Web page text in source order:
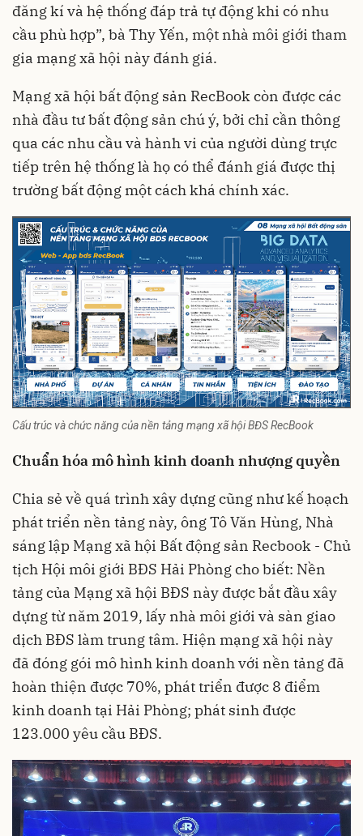
đăng kí và hệ thống đáp trả tự động khi có nhu
cầu phù hợp”, bà Thy Yến, một nhà môi giới tham
gia mạng xã hội này đánh giá.
Mạng xã hội bất động sản RecBook còn được các
nhà đầu tư bất động sản chú ý, bởi chỉ cần thông
qua các nhu cầu và hành vi của người dùng trực
tiếp trên hệ thống là họ có thể đánh giá được thị
trường bất động một cách khá chính xác.
Cấu trúc và chức năng của nền tảng mạng xã hội BĐS RecBook
Chuẩn hóa mô hình kinh doanh nhượng quyền
Chia sẻ về quá trình xây dựng cũng như kế hoạch
phát triển nền tảng này, ông Tô Văn Hùng, Nhà
sáng lập Mạng xã hội Bất động sản Recbook - Chủ
tịch Hội môi giới BĐS Hải Phòng cho biết: Nền
tảng của Mạng xã hội BĐS này được bắt đầu xây
dựng từ năm 2019, lấy nhà môi giới và sàn giao
dịch BĐS làm trung tâm. Hiện mạng xã hội này
đã đóng gói mô hình kinh doanh với nền tảng đã
hoàn thiện được 70%, phát triển được 8 điểm
kinh doanh tại Hải Phòng; phát sinh được
123.000 yêu cầu BĐS.